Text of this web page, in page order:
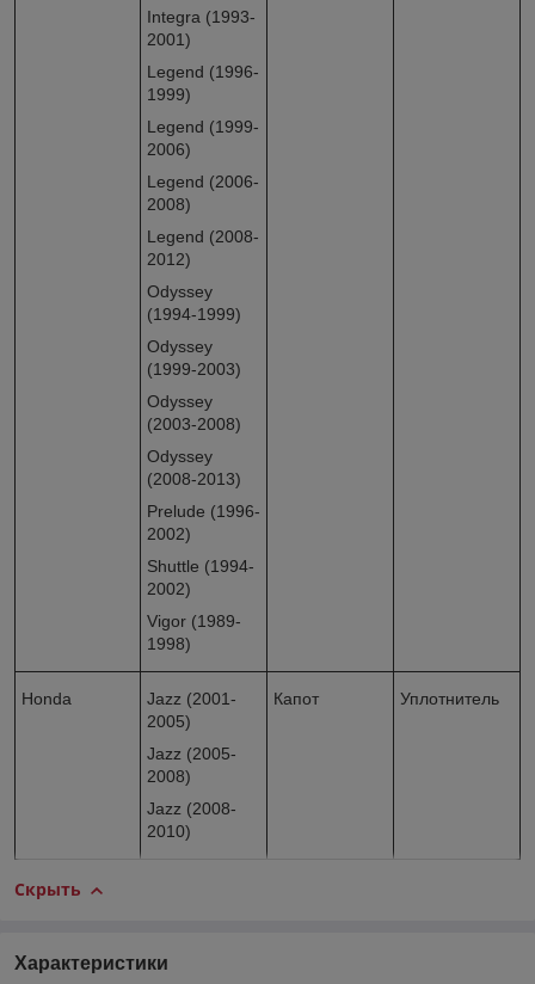
Integra (1993-
2001)
Legend (1996-
1999)
Legend (1999-
2006)
Legend (2006-
2008)
Legend (2008-
2012)
Odyssey
(1994-1999)
Odyssey
(1999-2003)
Odyssey
(2003-2008)
Odyssey
(2008-2013)
Prelude (1996-
2002)
Shuttle (1994-
2002)
Vigor (1989-
1998)
Honda
Jazz (2001-
2005)
Jazz (2005-
2008)
Jazz (2008-
2010)
Капот Уплотнитель
Скрыть
Характеристики